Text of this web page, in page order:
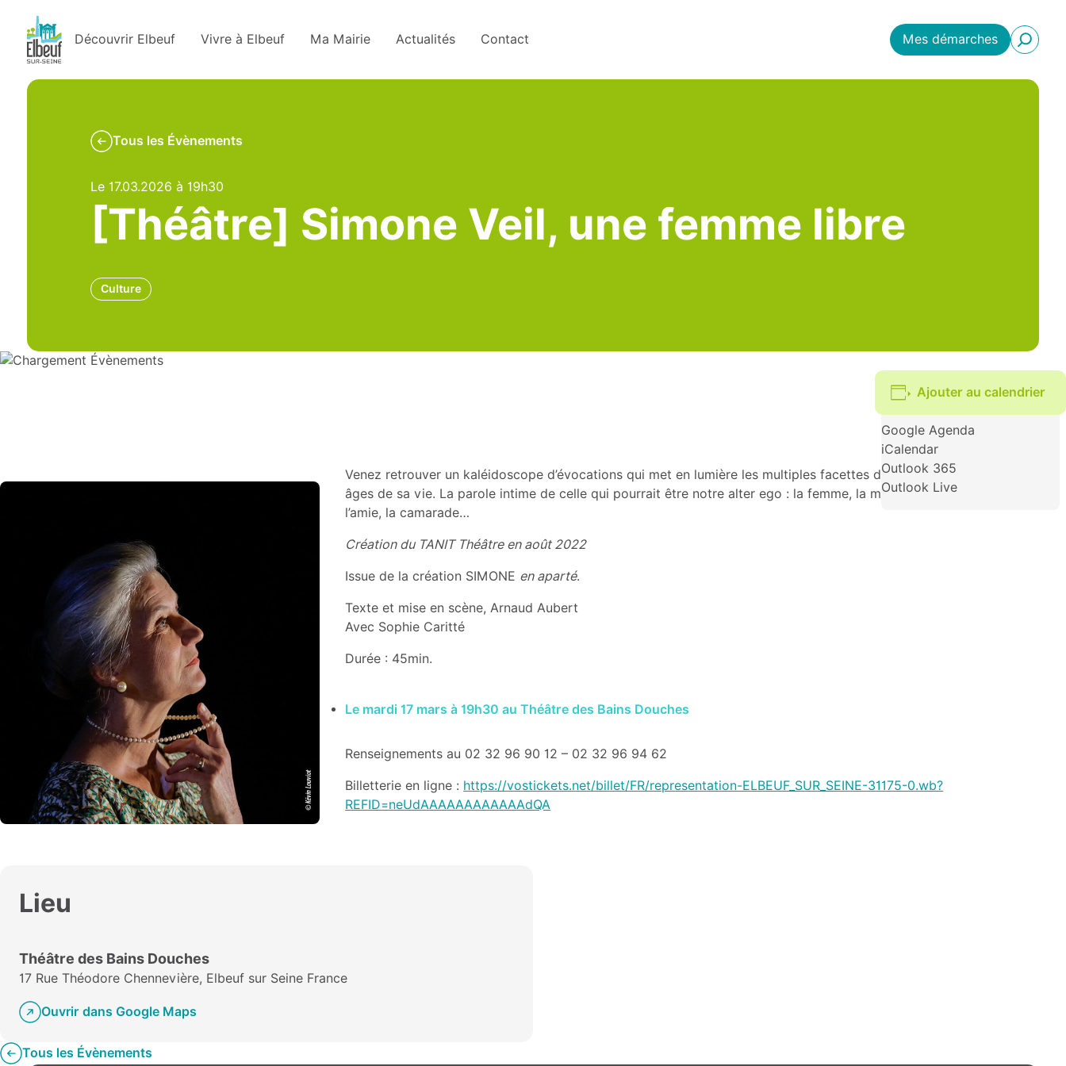
Découvrir Elbeuf Vivre à Elbeuf Ma Mairie Actualités Contact Mes démarches
Tous les Évènements
Le 17.03.2026 à 19h30
[Théâtre] Simone Veil, une femme libre
Culture
Ajouter au calendrier
Google Agenda
iCalendar
Outlook 365
Outlook Live
Venez retrouver un kaléidoscope d’évocations qui met en lumière les multiples facettes de Simone Veil, à différents
âges de sa vie. La parole intime de celle qui pourrait être notre alter ego : la femme, la mère, la fille, l’épouse, la sœur,
l’amie, la camarade…
Création du TANIT Théâtre en août 2022
Issue de la création SIMONE en aparté.
Texte et mise en scène, Arnaud Aubert
Avec Sophie Caritté
Durée : 45min.
Le mardi 17 mars à 19h30 au Théâtre des Bains Douches
Renseignements au 02 32 96 90 12 – 02 32 96 94 62
Billetterie en ligne : https://vostickets.net/billet/FR/representation-ELBEUF_SUR_SEINE-31175-0.wb?
REFID=neUdAAAAAAAAAAAAdQA
Lieu
Théâtre des Bains Douches
17 Rue Théodore Chennevière, Elbeuf sur Seine France
Ouvrir dans Google Maps
Tous les Évènements